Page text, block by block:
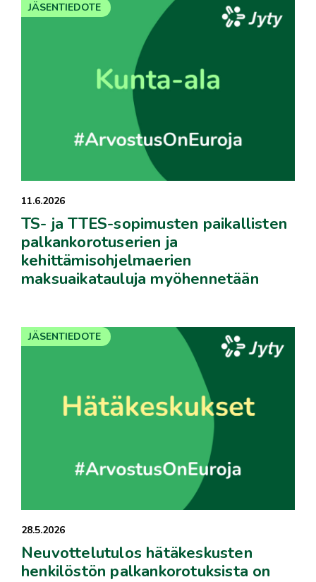
11.6.2026
TS- ja TTES-sopimusten paikallisten
palkankorotuserien ja
kehittämisohjelmaerien
maksuaikatauluja myöhennetään
JÄSENTIEDOTE
28.5.2026
Neuvottelutulos hätäkeskusten
henkilöstön palkankorotuksista on
JÄSENTIEDOTE